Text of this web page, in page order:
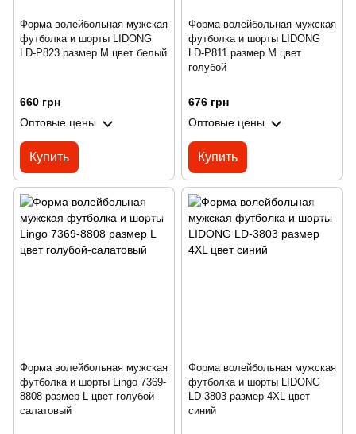
Форма волейбольная мужская
футболка и шорты LIDONG
LD-P823 размер M цвет белый
660 грн
Оптовые цены
Купить
Форма волейбольная мужская
футболка и шорты LIDONG
LD-P811 размер M цвет
голубой
676 грн
Оптовые цены
Купить
Форма волейбольная мужская
футболка и шорты Lingo 7369-
8808 размер L цвет голубой-
салатовый
Форма волейбольная мужская
футболка и шорты LIDONG
LD-3803 размер 4XL цвет
синий